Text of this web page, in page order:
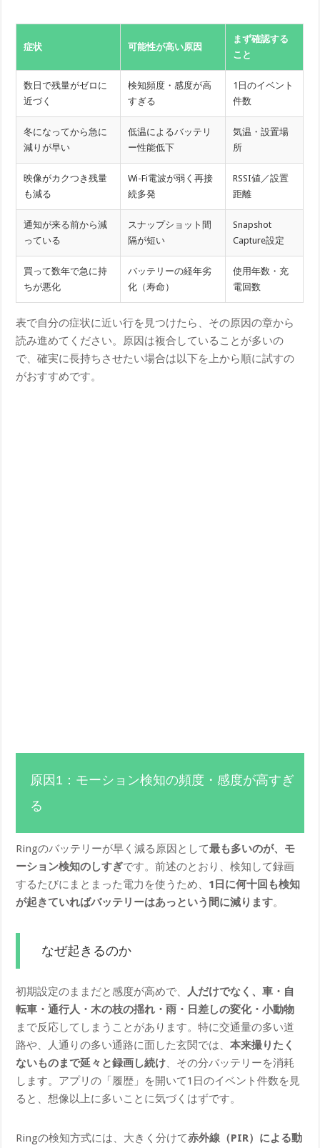
症状 可能性が高い原因
まず確認する
こと
数日で残量がゼロに
近づく
検知頻度・感度が高
すぎる
1日のイベント
件数
冬になってから急に
減りが早い
低温によるバッテリ
ー性能低下
気温・設置場
所
映像がカクつき残量
も減る
Wi-Fi電波が弱く再接
続多発
RSSI値／設置
距離
通知が来る前から減
っている
スナップショット間
隔が短い
Snapshot
Capture設定
買って数年で急に持
ちが悪化
バッテリーの経年劣
化（寿命）
使用年数・充
電回数
表で自分の症状に近い行を見つけたら、その原因の章から
読み進めてください。原因は複合していることが多いの
で、確実に長持ちさせたい場合は以下を上から順に試すの
がおすすめです。
原因1：モーション検知の頻度・感度が高すぎ
る
Ringのバッテリーが早く減る原因として最も多いのが、モ
ーション検知のしすぎです。前述のとおり、検知して録画
するたびにまとまった電力を使うため、 1日に何十回も検知
が起きていればバッテリーはあっという間に減ります。
なぜ起きるのか
初期設定のままだと感度が高めで、 人だけでなく、車・自
転車・通行人・木の枝の揺れ・雨・日差しの変化・小動物
まで反応してしまうことがあります。特に交通量の多い道
路や、人通りの多い通路に面した玄関では、本来撮りたく
ないものまで延々と録画し続け、その分バッテリーを消耗
します。アプリの「履歴」を開いて1日のイベント件数を見
ると、想像以上に多いことに気づくはずです。
Ringの検知方式には、大きく分けて赤外線（PIR）による動